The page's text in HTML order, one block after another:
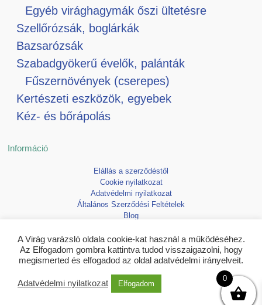
Egyéb virághagymák őszi ültetésre
Szellőrózsák, boglárkák
Bazsarózsák
Szabadgyökerű évelők, palánták
Fűszernövények (cserepes)
Kertészeti eszközök, egyebek
Kéz- és bőrápolás
Információ
Elállás a szerződéstől
Cookie nyilatkozat
Adatvédelmi nyilatkozat
Általános Szerződési Feltételek
Blog
Copyright © 2026 Virágvarázsló
A Virág varázsló oldala cookie-kat használ a működéséhez.
Az Elfogadom gombra kattintva tudod visszaigazolni, hogy
megismerted és elfogadod az oldal adatvédelmi irányelveit.
Adatvédelmi nyilatkozat Elfogadom
0